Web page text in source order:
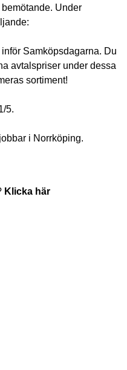
Under
Samköpsdagarna. Du
avtalspriser under dessa
sortiment!
5.
i Norrköping.
Klicka här